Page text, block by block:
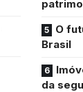
O
Brasil
da